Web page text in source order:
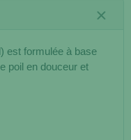
est formulée à base
poil en douceur et